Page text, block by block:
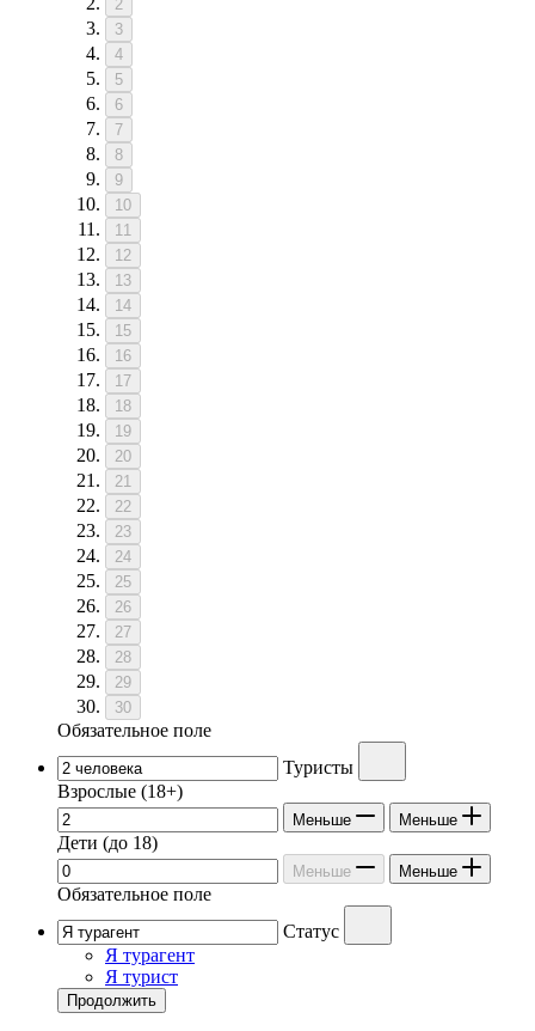
2
3
4
5
6
7
8
9
10
11
12
13
14
15
16
17
18
19
20
21
22
23
24
25
26
27
28
29
30
Обязательное поле
Туристы
Взрослые (18+)
Меньше Меньше
Дети (до 18)
Меньше Меньше
Обязательное поле
Статус
Я турагент
Я турист
Продолжить